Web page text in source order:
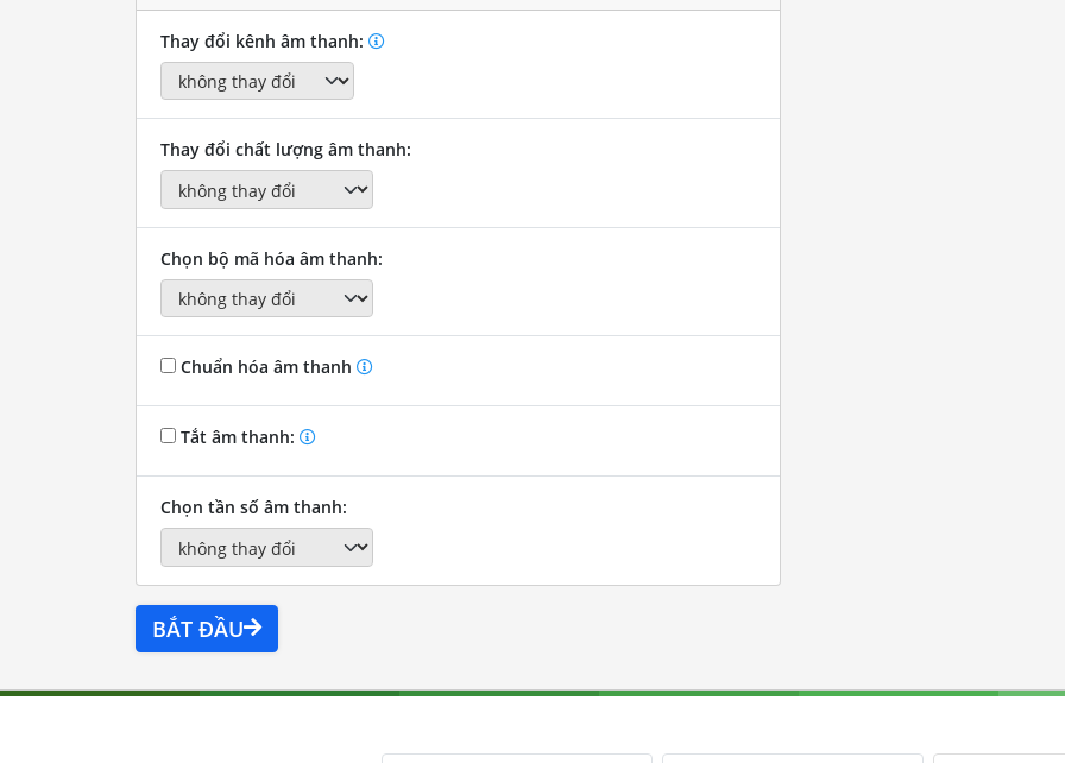
Thay đổi kênh âm thanh:
Thay đổi chất lượng âm thanh:
Chọn bộ mã hóa âm thanh:
Chuẩn hóa âm thanh
Tắt âm thanh:
Chọn tần số âm thanh:
BẮT ĐẦU